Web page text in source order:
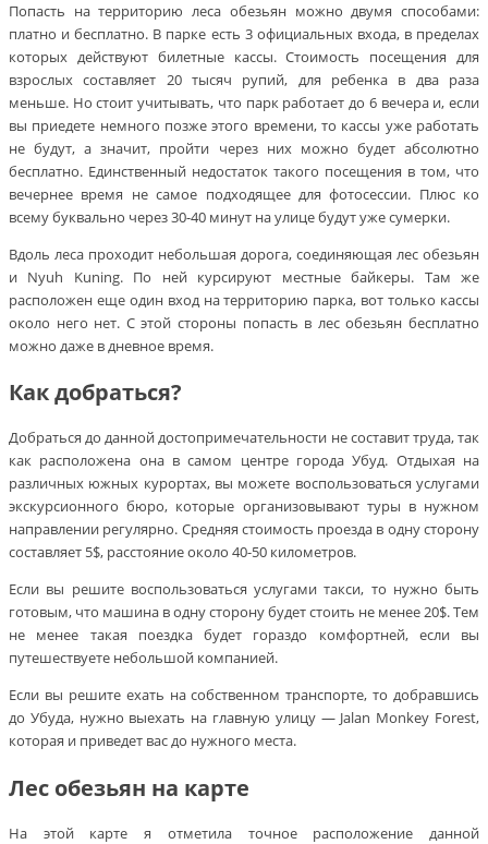
Попасть на территорию леса обезьян можно двумя способами:
платно и бесплатно. В парке есть 3 официальных входа, в пределах
которых действуют билетные кассы. Стоимость посещения для
взрослых составляет 20 тысяч рупий, для ребенка в два раза
меньше. Но стоит учитывать, что парк работает до 6 вечера и, если
вы приедете немного позже этого времени, то кассы уже работать
не будут, а значит, пройти через них можно будет абсолютно
бесплатно. Единственный недостаток такого посещения в том, что
вечернее время не самое подходящее для фотосессии. Плюс ко
всему буквально через 30-40 минут на улице будут уже сумерки.
Вдоль леса проходит небольшая дорога, соединяющая лес обезьян
и Nyuh Kuning. По ней курсируют местные байкеры. Там же
расположен еще один вход на территорию парка, вот только кассы
около него нет. С этой стороны попасть в лес обезьян бесплатно
можно даже в дневное время.
Как добраться?
Добраться до данной достопримечательности не составит труда, так
как расположена она в самом центре города Убуд. Отдыхая на
различных южных курортах, вы можете воспользоваться услугами
экскурсионного бюро, которые организовывают туры в нужном
направлении регулярно. Средняя стоимость проезда в одну сторону
составляет 5$, расстояние около 40-50 километров.
Если вы решите воспользоваться услугами такси, то нужно быть
готовым, что машина в одну сторону будет стоить не менее 20$. Тем
не менее такая поездка будет гораздо комфортней, если вы
путешествуете небольшой компанией.
Если вы решите ехать на собственном транспорте, то добравшись
до Убуда, нужно выехать на главную улицу — Jalan Monkey Forest,
которая и приведет вас до нужного места.
Лес обезьян на карте
На этой карте я отметила точное расположение данной